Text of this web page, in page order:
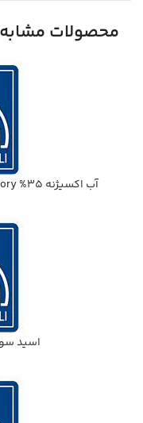
محصولات مشابه
آب اكسيژنه 35% laboratory پلي اتيلن 2/5 ليتري مجللي
اسيد